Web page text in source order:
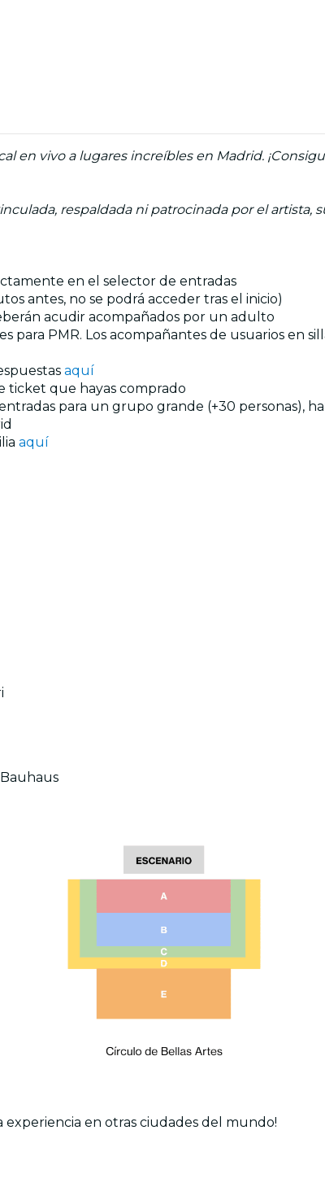
en vivo a lugares increíbles en Madrid.
respaldada ni patrocinada por el artista,
en el selector de entradas
antes, no se podrá acceder tras el inicio)
acudir acompañados por un adulto
para PMR. Los acompañantes de usuarios en
aquí
ticket que hayas comprado
para un grupo grande (+30 personas),
aquí
experiencia en otras ciudades del mundo!